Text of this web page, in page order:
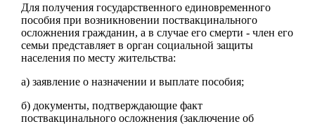
Для получения государственного единовременного
пособия при возникновении поствакцинального
осложнения гражданин, а в случае его смерти - член его
семьи представляет в орган социальной защиты
населения по месту жительства:
а) заявление о назначении и выплате пособия;
б) документы, подтверждающие факт
поствакцинального осложнения (заключение об